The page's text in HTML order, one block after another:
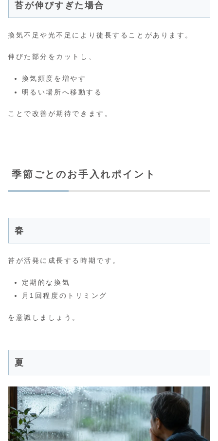
苔が伸びすぎた場合
換気不足や光不足により徒長することがあります。
伸びた部分をカットし、
換気頻度を増やす
明るい場所へ移動する
ことで改善が期待できます。
季節ごとのお手入れポイント
春
苔が活発に成長する時期です。
定期的な換気
月1回程度のトリミング
を意識しましょう。
夏